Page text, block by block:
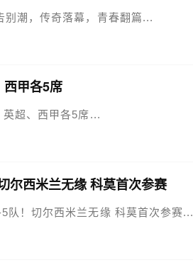
潮，传奇落幕，青春翻篇...
甲各5席
超、西甲各5席...
尔西米兰无缘 科莫首次参赛
队！切尔西米兰无缘 科莫首次参赛...